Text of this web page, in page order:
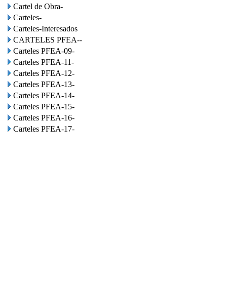
Cartel de Obra-
Carteles-
Carteles-Interesados
CARTELES PFEA--
Carteles PFEA-09-
Carteles PFEA-11-
Carteles PFEA-12-
Carteles PFEA-13-
Carteles PFEA-14-
Carteles PFEA-15-
Carteles PFEA-16-
Carteles PFEA-17-